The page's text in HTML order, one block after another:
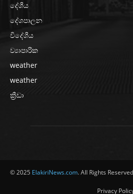
දේශීය
දේශපාලන
විදේශීය
ව්‍යාපාරික
weather
weather
ක්‍රීඩා
© 2025 ElakiriNews.com. All Rights
Privacy